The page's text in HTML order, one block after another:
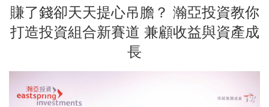
賺了錢卻天天提心吊膽？ 瀚亞投資教你
打造投資組合新賽道 兼顧收益與資產成
長